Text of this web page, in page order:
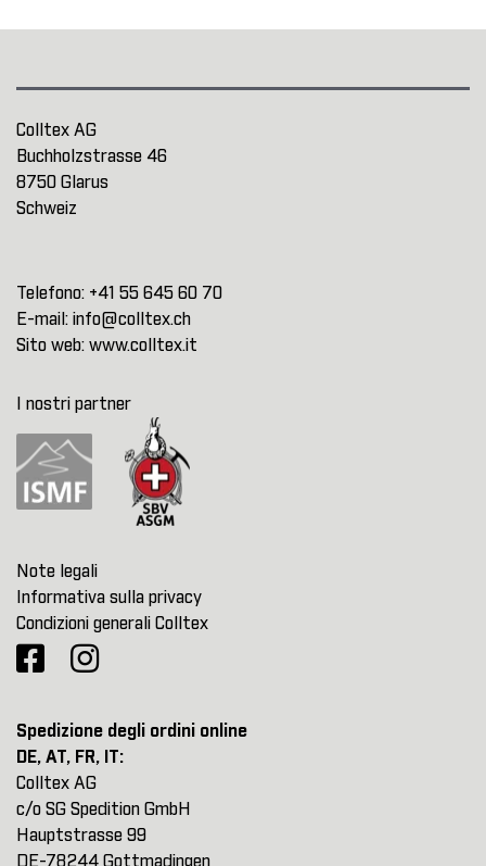
Colltex AG
Buchholzstrasse 46
8750 Glarus
Schweiz
Telefono: +41 55 645 60 70
E-mail: info@colltex.ch
Sito web: www.colltex.it
I nostri partner
Note legali
Informativa sulla privacy
Condizioni generali Colltex
Spedizione degli ordini online
DE, AT, FR, IT:
Colltex AG
c/o SG Spedition GmbH
Hauptstrasse 99
DE-78244 Gottmadingen